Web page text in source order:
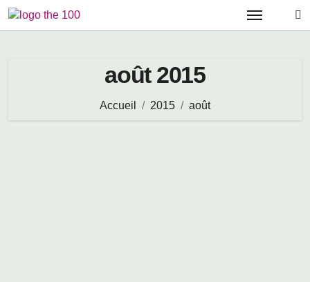
Passer
au
août 2015
Accueil 2015 août